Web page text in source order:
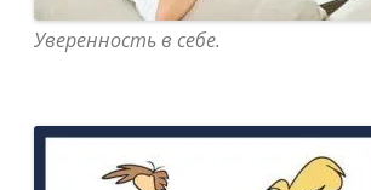
Уверенность в себе.